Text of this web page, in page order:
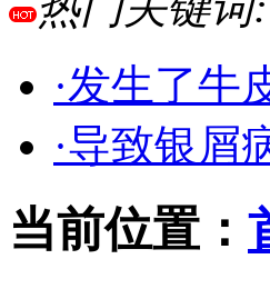
·发生了牛
·导致银屑
当前位置：